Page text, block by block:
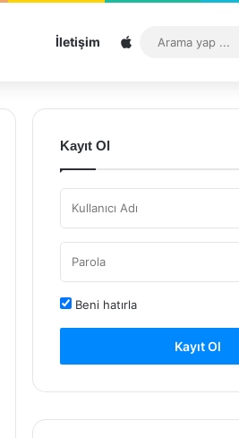
İletişim Sitemap
Kayıt Ol
Beni hatırla
Kayıt Ol